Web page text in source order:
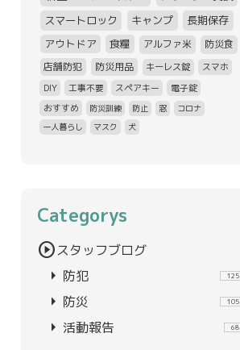
スマートロック
キャンプ
長期保存
アウトドア
食糧 アルファ米
防災食
店舗防犯
防災用品 キーレス錠
スマホ
DIY
工事不要 スペアキー
電子錠
おすすめ
防災訓練 防止 窓
コロナ
一人暮らし
マスク 犬
Categorys
play_circleスタッフブログ
arrow_right 防犯 125
arrow_right 防災 105
arrow_right 活動報告 68